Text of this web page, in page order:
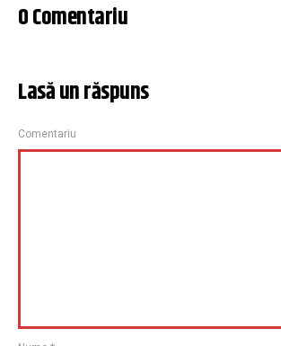
0 Comentariu
Lasă un răspuns
Comentariu